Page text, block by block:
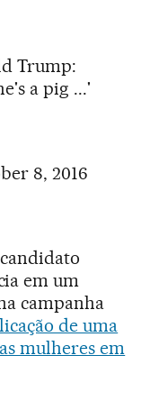
Trump:
a pig ...'
8, 2016
em um
campanha
de uma
mulheres em